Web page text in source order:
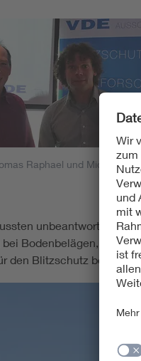
Raphael und Michael
unbeantwortet
Bodenbelägen, wie
den Blitzschutz bei